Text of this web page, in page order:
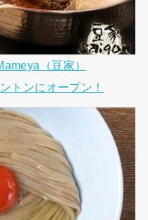
（豆家）
トンにオープン！